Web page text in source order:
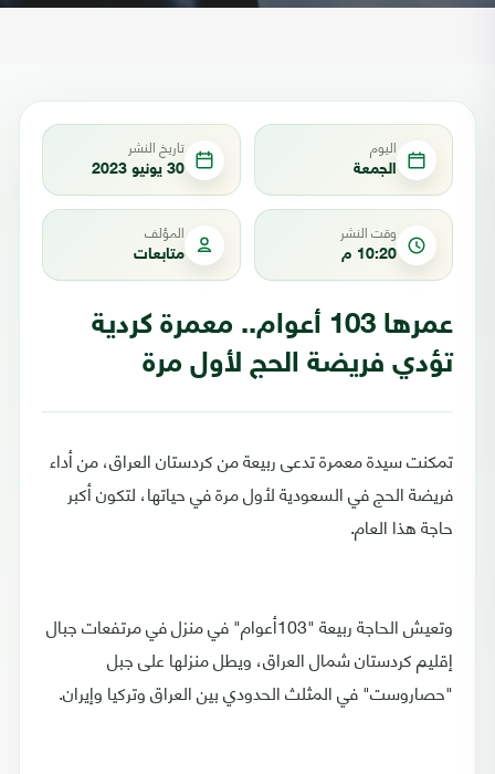
اليوم
الجمعة
تاريخ النشر
30 يونيو 2023
وقت النشر
10:20 م
المؤلف
متابعات
عمرها 103 أعوام.. معمرة كردية
تؤدي فريضة الحج لأول مرة
تمكنت سيدة معمرة تدعى ربيعة من كردستان العراق، من أداء
فريضة الحج في السعودية لأول مرة في حياتها، لتكون أكبر
حاجة هذا العام.
وتعيش الحاجة ربيعة "103أعوام" في منزل في مرتفعات جبال
إقليم كردستان شمال العراق، ويطل منزلها على جبل
"حصاروست" في المثلث الحدودي بين العراق وتركيا وإيران.